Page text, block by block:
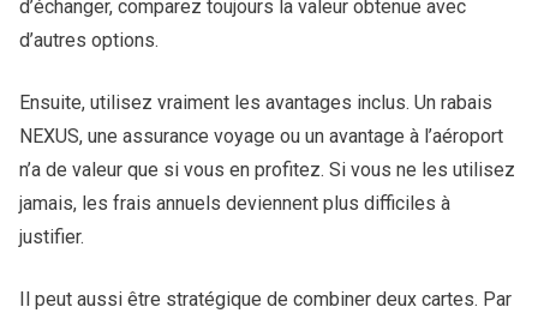
d’échanger, comparez toujours la valeur obtenue avec
d’autres options.
Ensuite, utilisez vraiment les avantages inclus. Un rabais
NEXUS, une assurance voyage ou un avantage à l’aéroport
n’a de valeur que si vous en profitez. Si vous ne les utilisez
jamais, les frais annuels deviennent plus difficiles à
justifier.
Il peut aussi être stratégique de combiner deux cartes. Par